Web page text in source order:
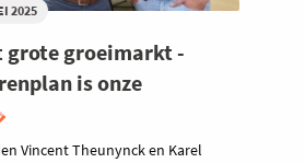
2025
grote groeimarkt -
is onze
Vincent Theunynck en Karel